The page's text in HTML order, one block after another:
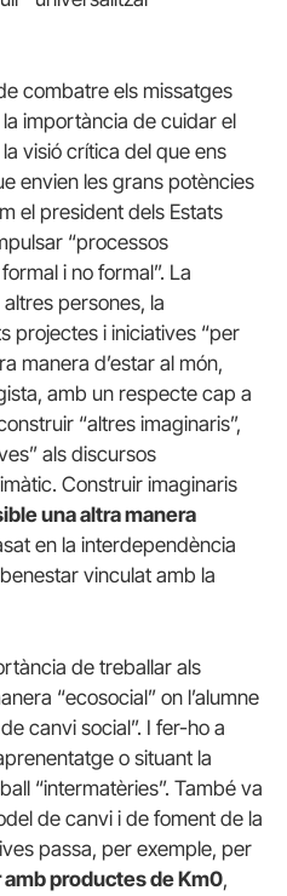
combatre els missatges
la importància de cuidar el
visió crítica del que ens
envien les grans potències
el president dels Estats
“processos
i no formal”. La
persones, la
projectes i iniciatives “per
manera d’estar al món,
amb un respecte cap a
“altres imaginaris”,
als discursos
Construir imaginaris
una altra manera
en la interdependència
vinculat amb la
de treballar als
“ecosocial” on l’alumne
canvi social”. I fer-ho a
o situant la
“intermatèries”. També va
de canvi i de foment de la
passa, per exemple, per
productes de Km0,